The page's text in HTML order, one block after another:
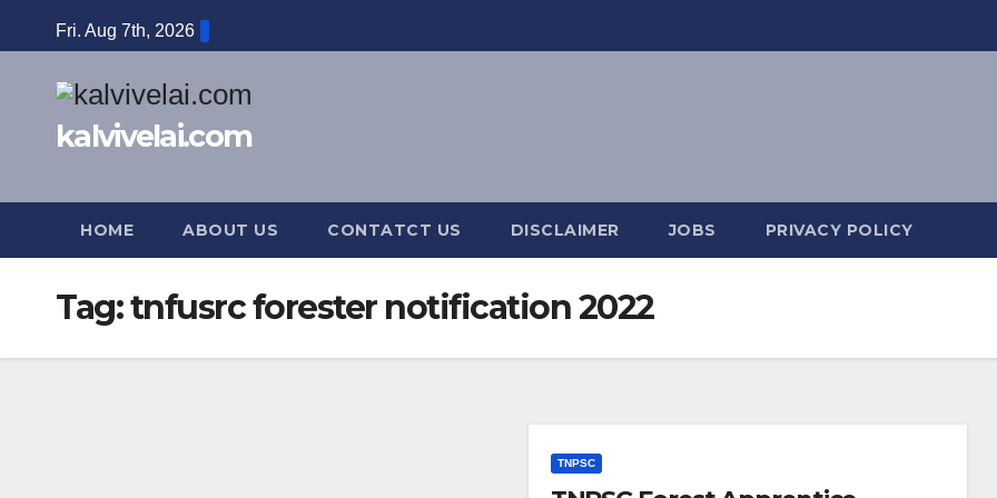
to
Fri. Aug 7th, 2026
kalvivelai.com
HOME ABOUT US CONTATCT US DISCLAIMER JOBS PRIVACY POLICY
Tag:tnfusrc forester notification 2022
TNPSC